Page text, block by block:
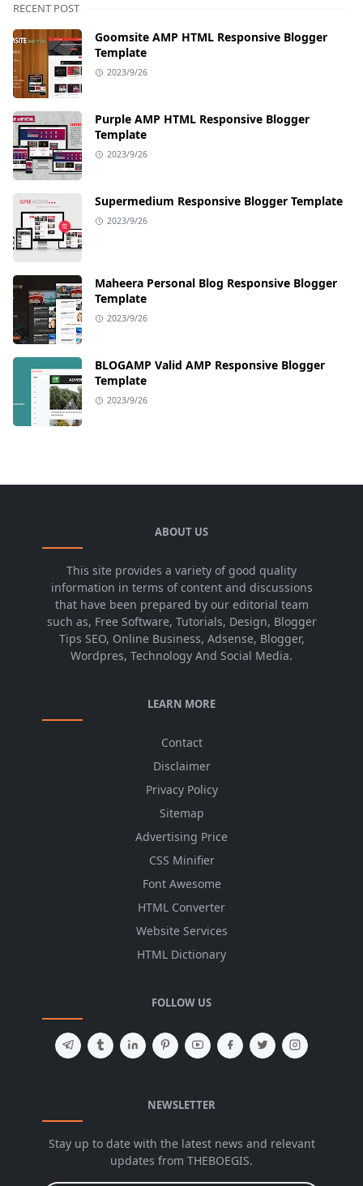
RECENT POST
Goomsite AMP HTML Responsive Blogger
Template
2023/9/26
Purple AMP HTML Responsive Blogger
Template
2023/9/26
Supermedium Responsive Blogger Template
2023/9/26
Maheera Personal Blog Responsive Blogger
Template
2023/9/26
BLOGAMP Valid AMP Responsive Blogger
Template
2023/9/26
ABOUT US
This site provides a variety of good quality
information in terms of content and discussions
that have been prepared by our editorial team
such as, Free Software, Tutorials, Design, Blogger
Tips SEO, Online Business, Adsense, Blogger,
Wordpres, Technology And Social Media.
LEARN MORE
Contact
Disclaimer
Privacy Policy
Sitemap
Advertising Price
CSS Minifier
Font Awesome
HTML Converter
Website Services
HTML Dictionary
FOLLOW US
NEWSLETTER
Stay up to date with the latest news and relevant
updates from THEBOEGIS.